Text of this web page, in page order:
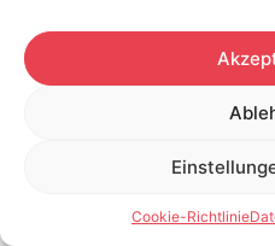
Cookie-Richtlinie